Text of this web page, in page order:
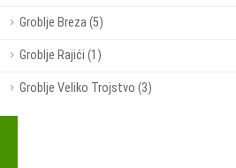
Groblje Breza (5)
Groblje Rajići (1)
Groblje Veliko Trojstvo (3)